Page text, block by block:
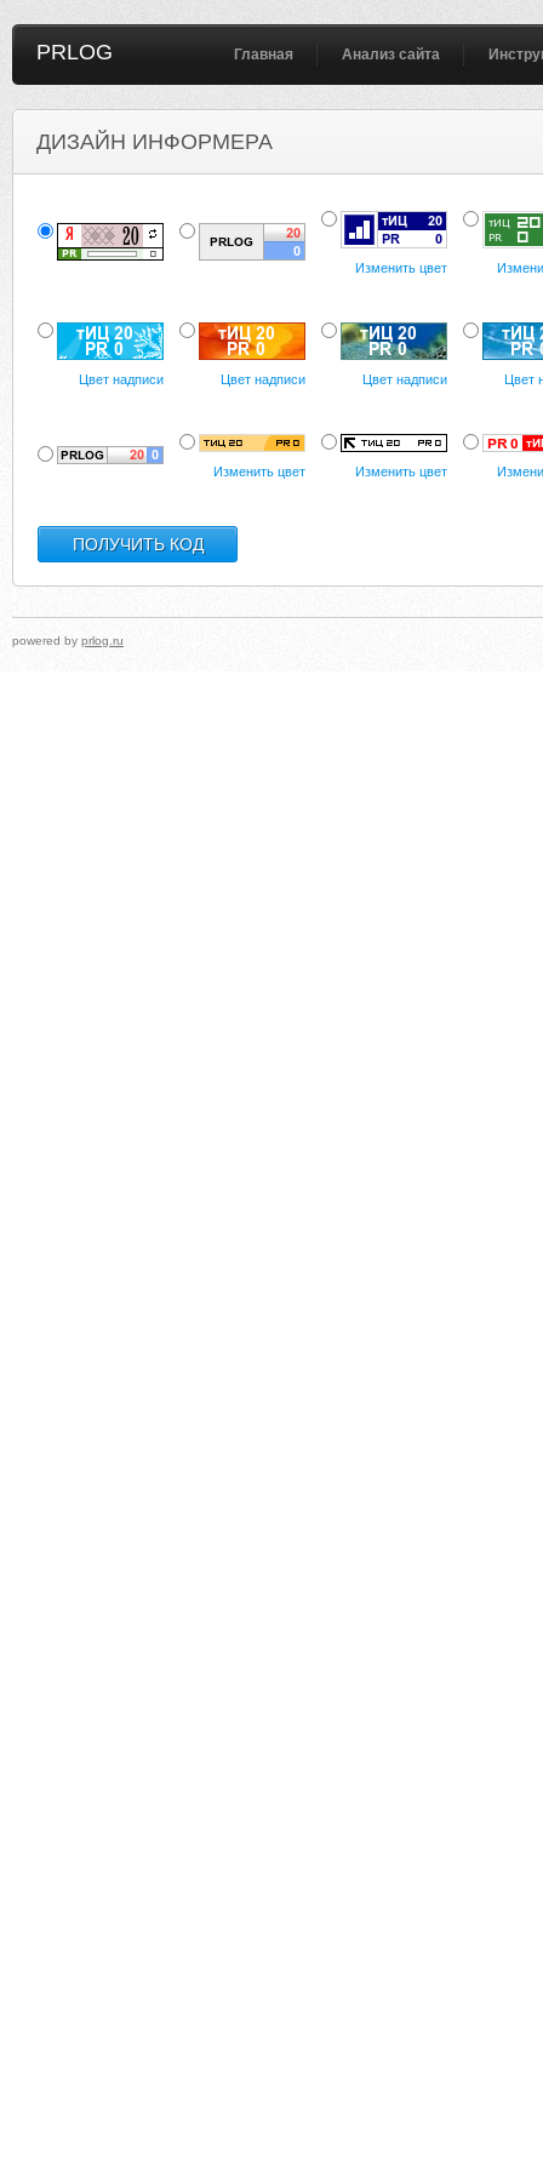
PRLOG Главная Анализ сайта
ДИЗАЙН ИНФОРМЕРА
Изменить цвет
Цвет надписи Цвет надписи Цвет надписи Цвет
Изменить цвет Изменить цвет
powered by prlog.ru